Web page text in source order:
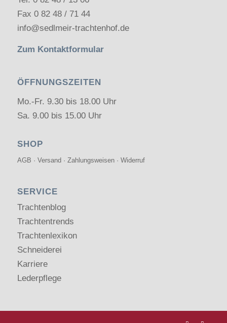
Fax 0 82 48 / 71 44
info@sedlmeir-trachtenhof.de
Zum Kontaktformular
ÖFFNUNGSZEITEN
Mo.-Fr. 9.30 bis 18.00 Uhr
Sa. 9.00 bis 15.00 Uhr
SHOP
AGB · Versand · Zahlungsweisen· Widerruf
SERVICE
Trachtenblog
Trachtentrends
Trachtenlexikon
Schneiderei
Karriere
Lederpflege